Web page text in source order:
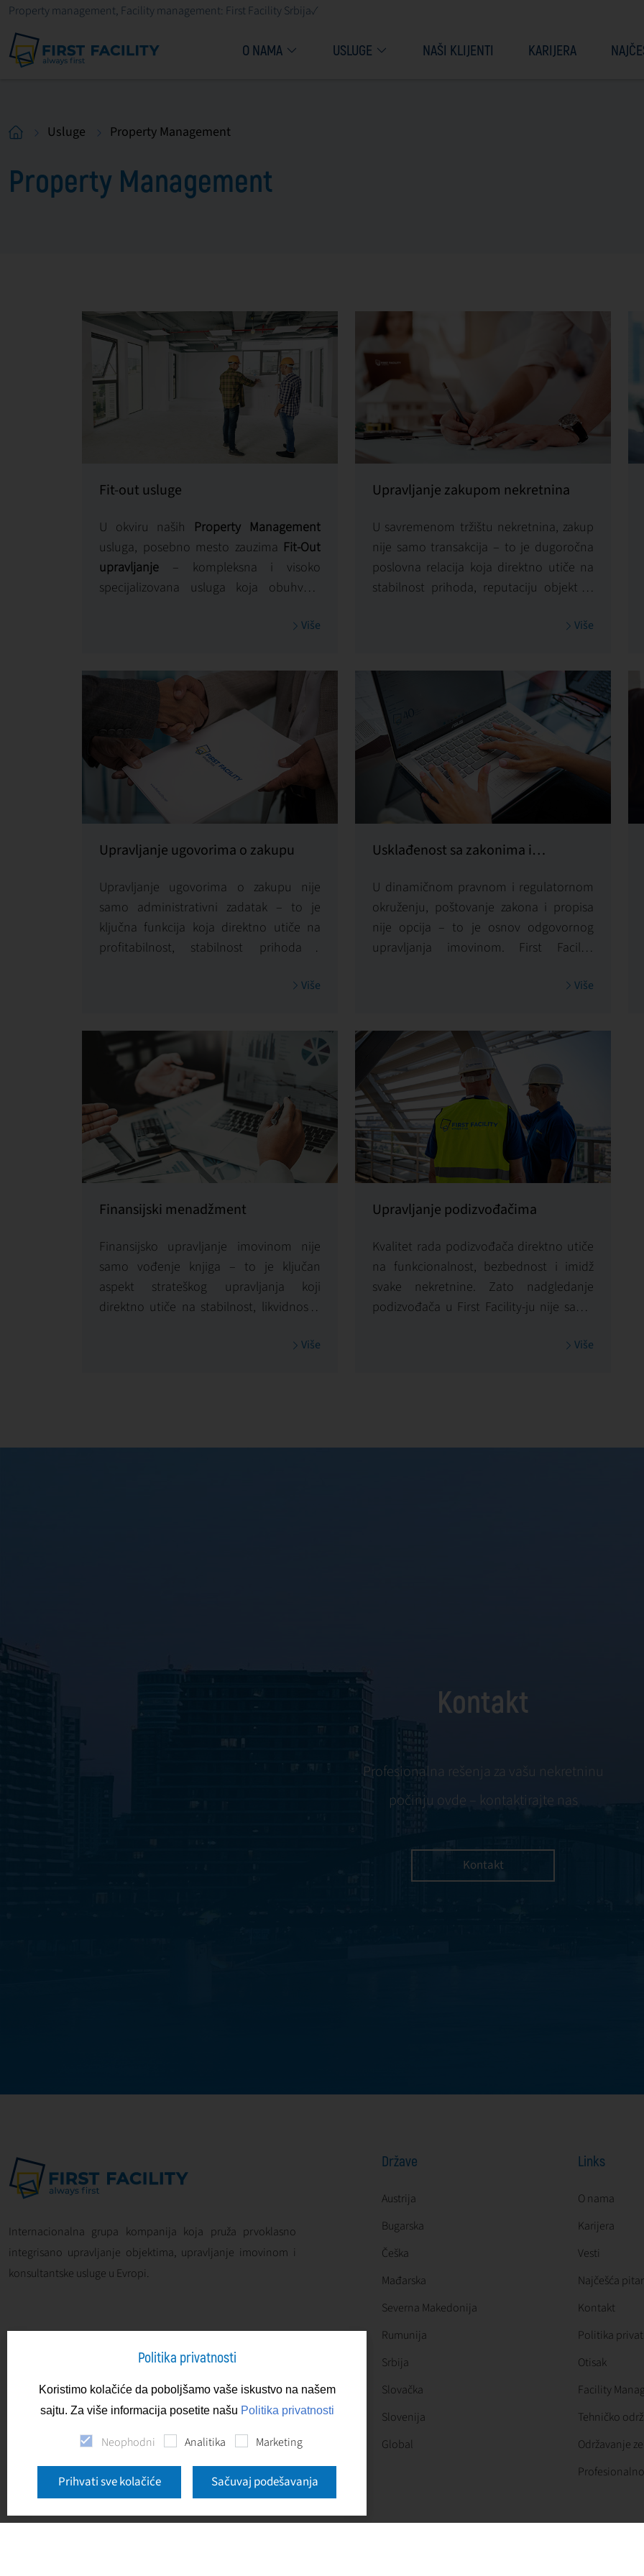
Property management, Facility management: First Facility Srbija✓
O NAMA USLUGE NAŠI KLIJENTI KARIJERA
Usluge Property Management
Property Management
Fit-out usluge
U okviru naših Property Management
usluga, posebno mesto zauzima Fit-Out
upravljanje – kompleksna i visoko
specijalizovana usluga koja obuhvata
adaptacije poslovnih prostora prema
Više
Upravljanje zakupom nekretnina
U savremenom tržištu nekretnina, zakup
nije samo transakcija – to je dugoročna
poslovna relacija koja direktno utiče na
stabilnost prihoda, reputaciju objekta i
mora biti
orijentisano.
Više
Upravljanje ugovorima o zakupu
Upravljanje ugovorima o zakupu nije
samo administrativni zadatak – to je
ključna funkcija koja direktno utiče na
profitabilnost, stabilnost prihoda i
Facility pristupamo ovoj oblasti strateški,
znanje i operativnu efikasnost, kako
bismo obezbedili da svi zakupni odnosi
budu stabilni, transparentni i u skladu sa
interesima vlasnika.
Više
Usklađenost sa zakonima i
U dinamičnom pravnom i regulatornom
okruženju, poštovanje zakona i propisa
nije opcija – to je osnov odgovornog
upravljanja imovinom. First Facility
regulatornim zahtevima u sam centar
stabilnost, sigurnost i reputacija vlasnika
direktno zavise od pravne ispravnosti
svakog postupka.
Više
Finansijski menadžment
Finansijsko upravljanje imovinom nije
samo vođenje knjiga – to je ključan
aspekt strateškog upravljanja koji
direktno utiče na stabilnost, likvidnost i
Facility-ju, finansijsko upravljanje
Više
Upravljanje podizvođačima
Kvalitet rada podizvođača direktno utiče
na funkcionalnost, bezbednost i imidž
svake nekretnine. Zato nadgledanje
podizvođača u First Facility-ju nije samo
sistematičan proces kojim
Više
Kontakt
Profesionalna rešenja za vašu nekretninu
počinju ovde – kontaktirajte nas
Kontakt
Internacionalna grupa kompanija koja pruža prvoklasno
integrisano upravljanje objektima, upravljanje imovinom i
konsultantske usluge u Evropi.
Države
Austrija
Bugarska
Češka
Mađarska
Severna Makedonija
Rumunija
Srbija
Slovačka
Slovenija
Global
Links
O nama
Karijera
Vesti
Najčešća
Kontakt
Politika
Otisak
Facility
Tehničko
Održavanje
Politika privatnosti
Koristimo kolačiće da poboljšamo vaše iskustvo na našem
sajtu. Za više informacija posetite našu Politika privatnosti
Neophodni Analitika Marketing
Prihvati sve kolačiće Sačuvaj podešavanja